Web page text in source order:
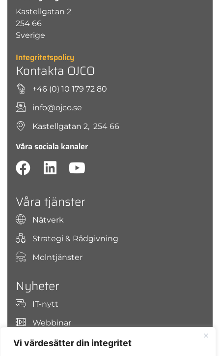
Vi värdesätter din integritet
Kastellgatan 2
254 66
Sverige
Integritetspolicy
Kontakta OJCO
+46 (0) 10 179 72 80
info@ojco.se
Kastellgatan 2, 254 66
Våra sociala kanaler
Våra tjänster
Nätverk
Strategi & Rådgivning
Molntjänster
Nyheter
IT-nytt
Webbinar
Sök på OJCO Secure IT